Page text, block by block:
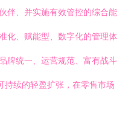
伴、并实施有效管控的综合能
化、赋能型、数字化的管理体
牌统一、运营规范、富有战斗
持续的轻盈扩张，在零售市场